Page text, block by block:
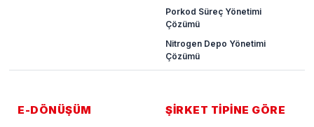
Porkod Süreç Yönetimi
Çözümü
Nitrogen Depo Yönetimi
Çözümü
E-DÖNÜŞÜM ŞİRKET TİPİNE GÖRE